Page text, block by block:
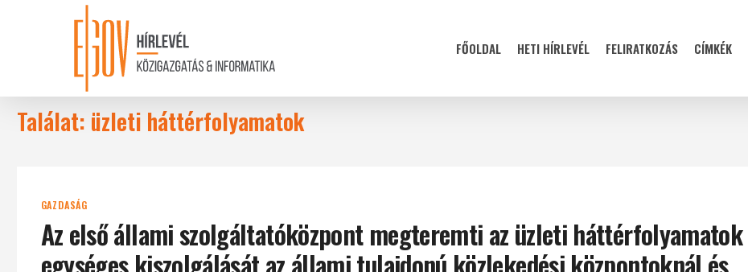
FŐOLDAL HETI HÍRLEVÉL FELIRATKOZÁS CÍMKÉK
Találat: üzleti háttérfolyamatok
GAZDASÁG
Az első állami szolgáltatóközpont megteremti az üzleti háttérfolyamatok
egységes kiszolgálását az állami tulajdonú közlekedési központoknál és